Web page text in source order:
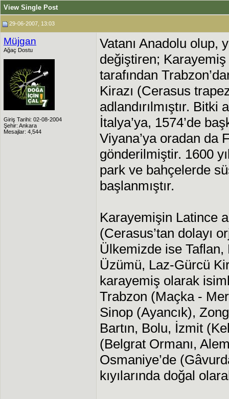
View Single Post
29-06-2007, 13:03
Müjgan
Ağaç Dostu
Giriş Tarihi: 02-08-2004
Şehir: Ankara
Mesajlar: 4,544
Vatanı Anadolu olup,
değiştiren; Karayemiş
tarafından
Kirazı (Cerasus
adlandırılmıştır. Bitki
İtalya’ya, 1574’de
Viyana’ya oradan da
gönderilmiştir. 1600
park ve bahçelerde
başlanmıştır.
Karayemişin Latince
(Cerasus’tan dolayı
Ülkemizde ise Taflan,
Üzümü, Laz-Gürcü
karayemiş olarak
Trabzon (Maçka -
Sinop (Ayancık),
Bartın, Bolu, İzmit
(Belgrat Ormanı,
Osmaniye’de
kıyılarında doğal